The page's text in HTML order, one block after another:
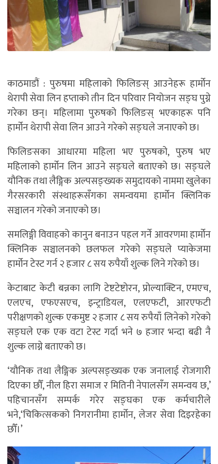
काठमाडौं : पुरुषमा महिलाको फिलिङस् आउनेहरू हार्मोन
थेरापी सेवा लिन हप्ताको तीन दिन परिवार नियोजन सङ्घ पुग्ने
गरेका छन्। महिलामा पुरुषको फिलिङस् भएकाहरू पनि
हार्मोन थेरापी सेवा लिन आउने गरेको सङ्घले जनाएको छ।
फिलिङसका आधारमा महिला भए पुरुषको, पुरुष भए
महिलाको हार्मोन लिन आउने सङ्घले बताएको छ। सङ्घले
यौनिक तथा लैङ्गिक अल्पसङ्ख्यक समुदायको नाममा खुलेका
गैरसरकारी संस्थाहरूसँगका समन्वयमा हार्मोन क्लिनिक
सञ्चालन गरेको जनाएको छ।
समलिङ्गी विवाहको कानुन बनाउन पहल गर्ने आवरणमा हार्मोन
क्लिनिक सञ्चालनको छलफल गरेको सङ्घले प्याकेजमा
हार्मोन टेस्ट गर्न २ हजार ८ सय रुपैयाँ शुल्क लिने गरेको छ।
केटाबाट केटी बन्नका लागि टेष्टटेष्टोरन, प्रोल्याक्टिन, एमएच,
एलएच, एफएसएच, इन्ट्राडियल, एलएफटी, आरएफटी
परीक्षणको शुल्क एकमुष्ट २ हजार ८ सय रुपैयाँ लिनेको गरेको
सङ्घले एक एक वटा टेस्ट गर्दा भने ७ हजार भन्दा बढी नै
शुल्क लाग्ने बताएको छ।
‘यौनिक तथा लैङ्गिक अल्पसङ्ख्यक एक जनालाई रोजगारी
दिएका छौँ, नील हिरा समाज र मितिनी नेपालसँग समन्वय छ,’
पहिचानसँग सम्पर्क गरेर सङ्घका एक कर्मचारीले
भने,‘चिकित्सकको निगरानीमा हार्मोन, लेजर सेवा दिइरहेका
छौँ।’